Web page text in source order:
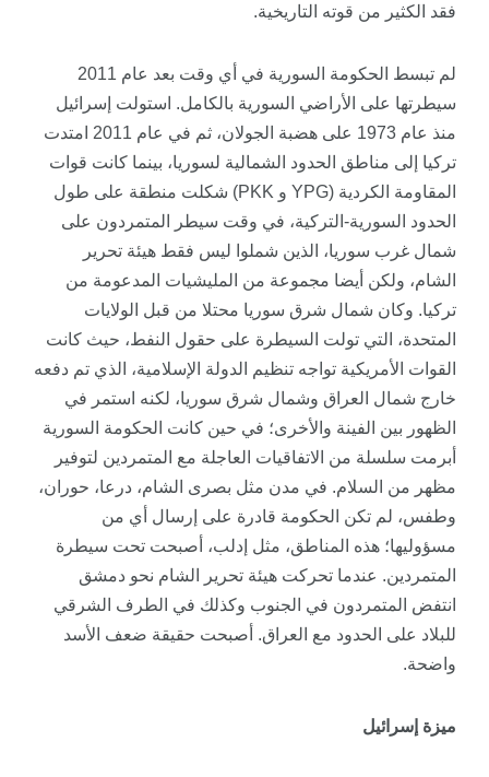
فقد الكثير من قوته التاريخية.
لم تبسط الحكومة السورية في أي وقت بعد عام 2011
سيطرتها على الأراضي السورية بالكامل. استولت إسرائيل
منذ عام 1973 على هضبة الجولان، ثم في عام 2011 امتدت
تركيا إلى مناطق الحدود الشمالية لسوريا، بينما كانت قوات
المقاومة الكردية (YPG و PKK) شكلت منطقة على طول
الحدود السورية-التركية، في وقت سيطر المتمردون على
شمال غرب سوريا، الذين شملوا ليس فقط هيئة تحرير
الشام، ولكن أيضا مجموعة من المليشيات المدعومة من
تركيا. وكان شمال شرق سوريا محتلا من قبل الولايات
المتحدة، التي تولت السيطرة على حقول النفط، حيث كانت
القوات الأمريكية تواجه تنظيم الدولة الإسلامية، الذي تم دفعه
خارج شمال العراق وشمال شرق سوريا، لكنه استمر في
الظهور بين الفينة والأخرى؛ في حين كانت الحكومة السورية
أبرمت سلسلة من الاتفاقيات العاجلة مع المتمردين لتوفير
مظهر من السلام. في مدن مثل بصرى الشام، درعا، حوران،
وطفس، لم تكن الحكومة قادرة على إرسال أي من
مسؤوليها؛ هذه المناطق، مثل إدلب، أصبحت تحت سيطرة
المتمردين. عندما تحركت هيئة تحرير الشام نحو دمشق
انتفض المتمردون في الجنوب وكذلك في الطرف الشرقي
للبلاد على الحدود مع العراق. أصبحت حقيقة ضعف الأسد
واضحة.
ميزة إسرائيل